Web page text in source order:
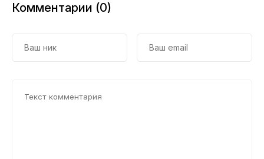
23
24
Комментарии (0)